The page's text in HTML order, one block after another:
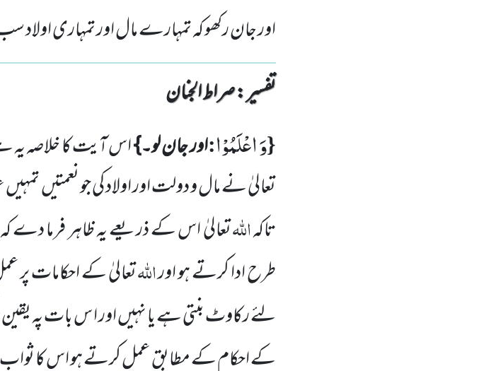
اور جان رکھو کہ تمہارے مال اور تمہاری
تفسیر : ‎صراط الجنان
{وَ اعْلَمُوْا:اور جان لو۔}اس آیت کا خلاصہ یہ
تعالیٰ نے مال ودولت اور اولاد کی جو نعمتیں
تاکہاللہتعالیٰ اس کے ذریعے یہ ظاہر فرما دے
طرح ادا کرتے ہو اوراللہتعالیٰ کے احکامات پر
لئے رکاوٹ بنتی ہے یا نہیں اور ا س بات پہ یقین
کے احکامکے مطابق عمل کرتے ہو اس کا ثواب